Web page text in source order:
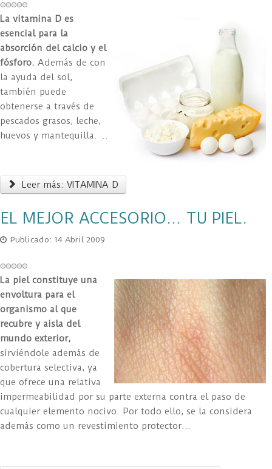
La vitamina D es
esencial para la
absorción del calcio y el
fósforo. Además de con
la ayuda del sol,
también puede
obtenerse a través de
pescados grasos, leche,
huevos y mantequilla. ..
Leer más: VITAMINA D
EL MEJOR ACCESORIO... TU PIEL.
Publicado: 14 Abril 2009
La piel constituye una
envoltura para el
organismo al que
recubre y aisla del
mundo exterior,
sirviéndole además de
cobertura selectiva, ya
que ofrece una relativa
impermeabilidad por su parte externa contra el paso de
cualquier elemento nocivo. Por todo ello, se la considera
además como un revestimiento protector...